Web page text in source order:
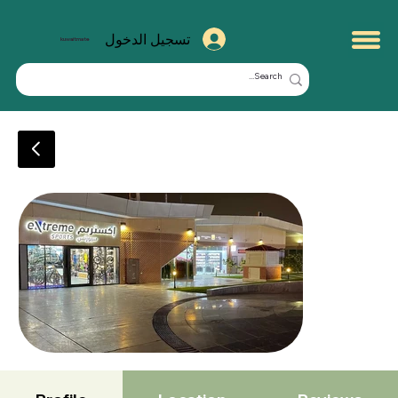
kuwaitmate تسجيل الدخول